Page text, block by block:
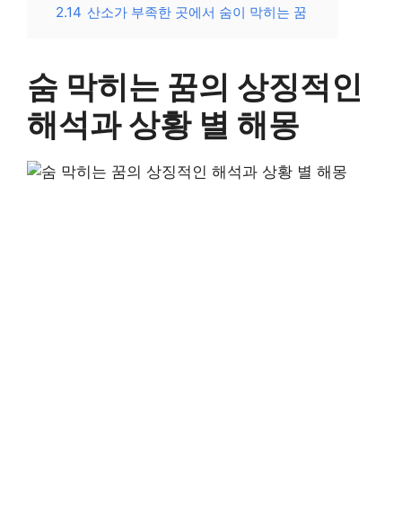
2.14 산소가 부족한 곳에서 숨이 막히는 꿈
숨 막히는 꿈의 상징적인
해석과 상황 별 해몽